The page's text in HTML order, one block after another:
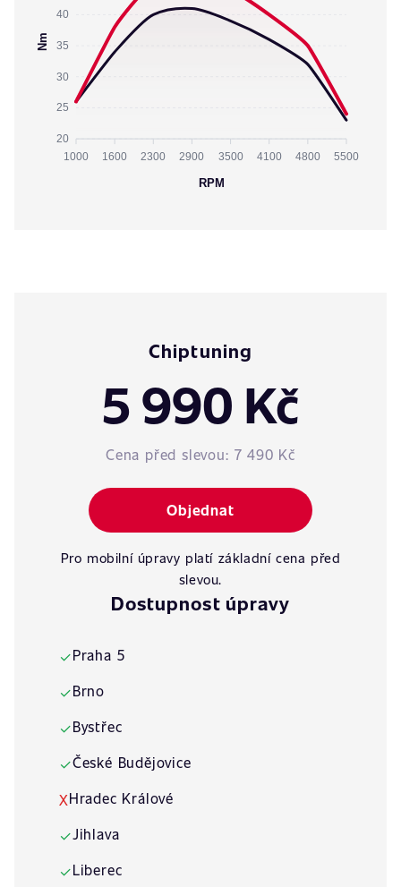
40
35
30
25
20
Nm
1000 1600 2300 2900 3500 4100 4800 5500
RPM
Chiptuning
5 990 Kč
Cena před slevou: 7 490 Kč
Objednat
Pro mobilní úpravy platí základní cena před
slevou.
Dostupnost úpravy
✓Praha 5
✓Brno
✓Bystřec
✓České Budějovice
XHradec Králové
✓Jihlava
✓Liberec